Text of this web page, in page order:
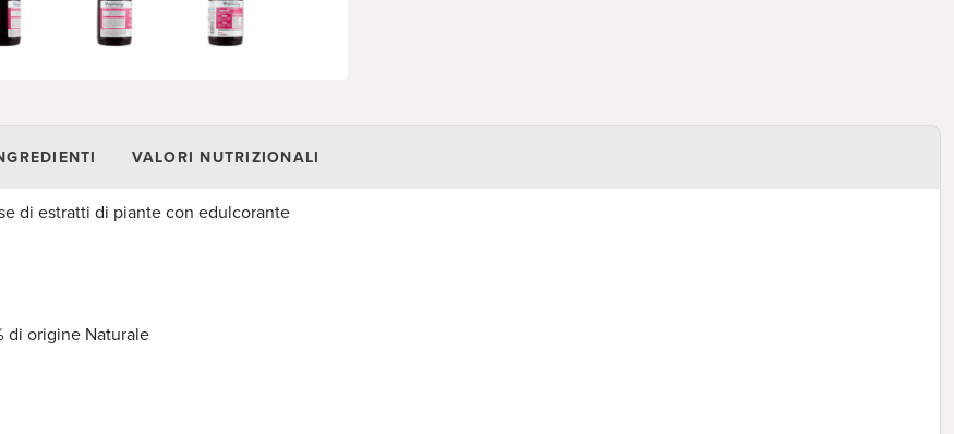
VALORI NUTRIZIONALI
di estratti di piante con edulcorante
di origine Naturale